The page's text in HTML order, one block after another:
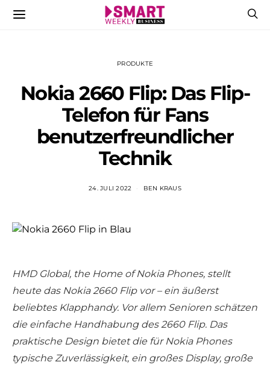
PRODUKTE
Nokia 2660 Flip: Das Flip-
Telefon für Fans
benutzerfreundlicher
Technik
24. JULI 2022 BEN KRAUS
HMD Global, the Home of Nokia Phones, stellt
heute das Nokia 2660 Flip vor – ein äußerst
beliebtes Klapphandy. Vor allem Senioren schätzen
die einfache Handhabung des 2660 Flip. Das
praktische Design bietet die für Nokia Phones
typische Zuverlässigkeit, ein großes Display, große